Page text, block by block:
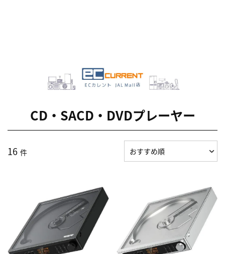
CD・SACD・DVDプレーヤー
16 件